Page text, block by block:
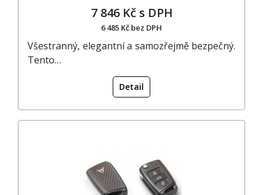
7 846 Kč s DPH
6 485 Kč bez DPH
Všestranný, elegantní a samozřejmě bezpečný.
Tento…
Detail